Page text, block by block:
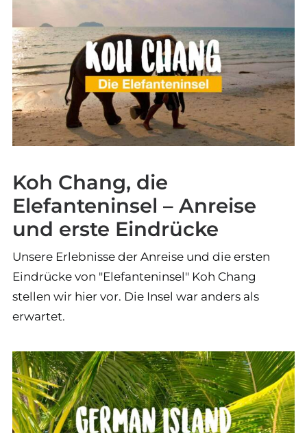
Koh Chang, die
Elefanteninsel – Anreise
und erste Eindrücke
Unsere Erlebnisse der Anreise und die ersten
Eindrücke von "Elefanteninsel" Koh Chang
stellen wir hier vor. Die Insel war anders als
erwartet.